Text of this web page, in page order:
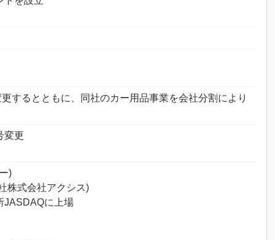
するとともに、同社のカー用品事業を会社分割により
変更
)
株式会社アクシス)
JASDAQに上場